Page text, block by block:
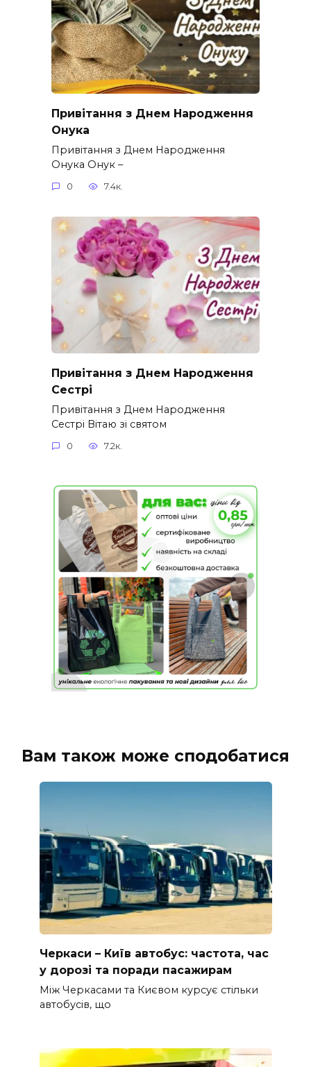
Привітання з Днем Народження
Онука
Привітання з Днем Народження
Онука Онук –
0 7.4к.
Привітання з Днем Народження
Сестрі
Привітання з Днем Народження
Сестрі Вітаю зі святом
0 7.2к.
Вам також може сподобатися
Черкаси – Київ автобус: частота, час
у дорозі та поради пасажирам
Між Черкасами та Києвом курсує стільки
автобусів, що